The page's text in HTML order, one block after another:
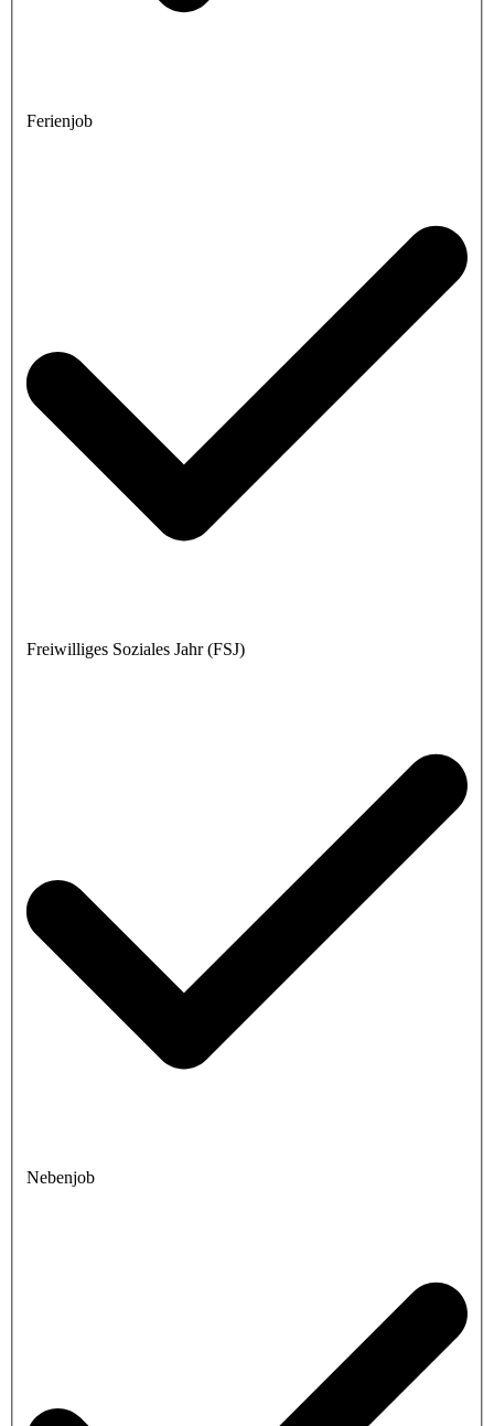
Ferienjob
Freiwilliges Soziales Jahr (FSJ)
Nebenjob